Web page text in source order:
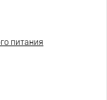
питания